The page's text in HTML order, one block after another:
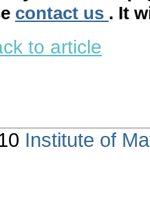
contact us . It
to article
Institute of